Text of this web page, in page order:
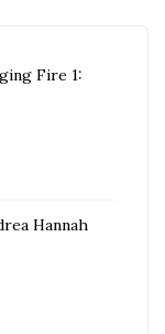
Fire 1:
Hannah